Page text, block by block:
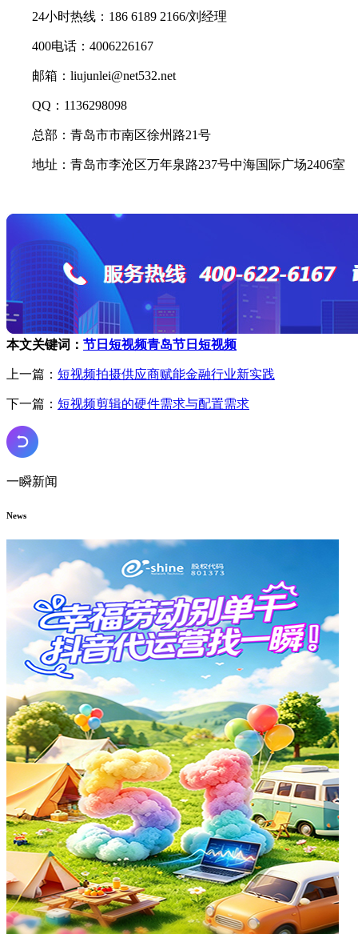
24小时热线：186 6189 2166/刘经理
400电话：4006226167
邮箱：liujunlei@net532.net
QQ：1136298098
总部：青岛市市南区徐州路21号
地址：青岛市李沧区万年泉路237号中海国际广场2406室
本文关键词： 节日短视频青岛节日短视频
上一篇： 短视频拍摄供应商赋能金融行业新实践
下一篇： 短视频剪辑的硬件需求与配置需求
一瞬新闻
News